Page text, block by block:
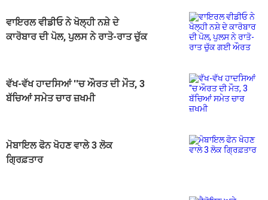
ਵਾਇਰਲ ਵੀਡੀਓ ਨੇ ਖੋਲ੍ਹੀ ਨਸ਼ੇ ਦੇ
ਕਾਰੋਬਾਰ ਦੀ ਪੋਲ, ਪੁਲਸ ਨੇ ਰਾਤੋ-ਰਾਤ ਚੁੱਕ
ਵੱਖ-ਵੱਖ ਹਾਦਸਿਆਂ ''ਚ ਔਰਤ ਦੀ ਮੌਤ, 3
ਬੱਚਿਆਂ ਸਮੇਤ ਚਾਰ ਜ਼ਖਮੀ
ਮੋਬਾਇਲ ਫੋਨ ਖੋਹਣ ਵਾਲੇ 3 ਲੋਕ
ਗ੍ਰਿਫ਼ਤਾਰ